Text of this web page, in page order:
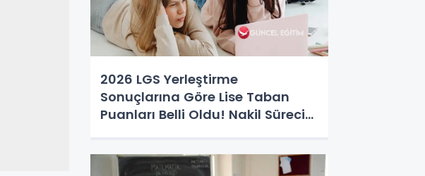
2026 LGS Yerleştirme
Sonuçlarına Göre Lise Taban
Puanları Belli Oldu! Nakil Süreci